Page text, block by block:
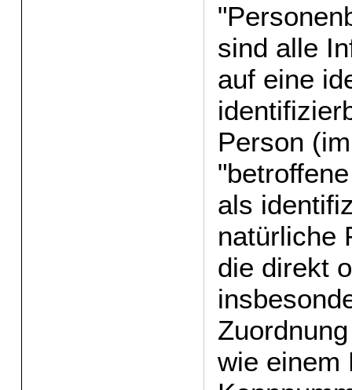
sind alle
auf eine
Person
als
natürliche
die direkt
wie einem